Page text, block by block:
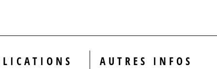
AUTRES INFOS